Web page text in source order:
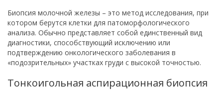
Биопсия молочной железы – это метод исследования, при
котором берутся клетки для патоморфологического
анализа. Обычно представляет собой единственный вид
диагностики, способствующий исключению или
подтверждению онкологического заболевания в
«подозрительных» участках груди с высокой точностью.
Тонкоигольная аспирационная биопсия